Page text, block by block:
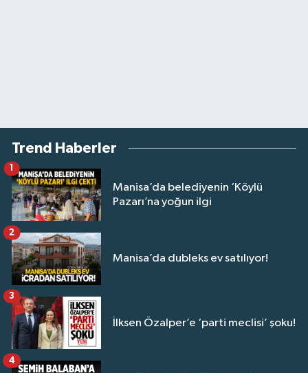
Trend Haberler
Manisa’da belediyenin ‘Köylü
Pazarı’na yoğun ilgi
1
Manisa’da dubleks ev satılıyor!
2
İlksen Özalper’e ‘parti meclisi’ şoku!
3
4